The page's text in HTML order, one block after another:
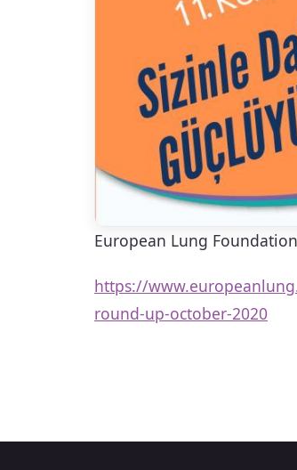
European Lung Foundation
https://
round-up-october-2020